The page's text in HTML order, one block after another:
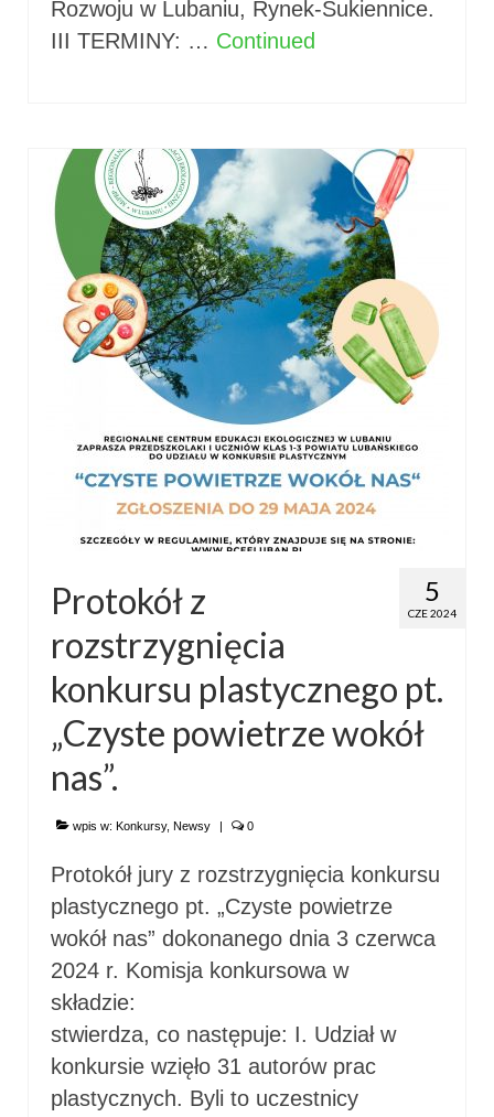
Rozwoju w Lubaniu, Rynek-Sukiennice.
III TERMINY: … Continued
5
CZE 2024
Protokół z
rozstrzygnięcia
konkursu plastycznego pt.
„Czyste powietrze wokół
nas”.
wpis w: Konkursy, Newsy | 0
Protokół jury z rozstrzygnięcia konkursu
plastycznego pt. „Czyste powietrze
wokół nas” dokonanego dnia 3 czerwca
2024 r. Komisja konkursowa w
stwierdza, co następuje: I. Udział w
konkursie wzięło 31 autorów prac
plastycznych. Byli to uczestnicy